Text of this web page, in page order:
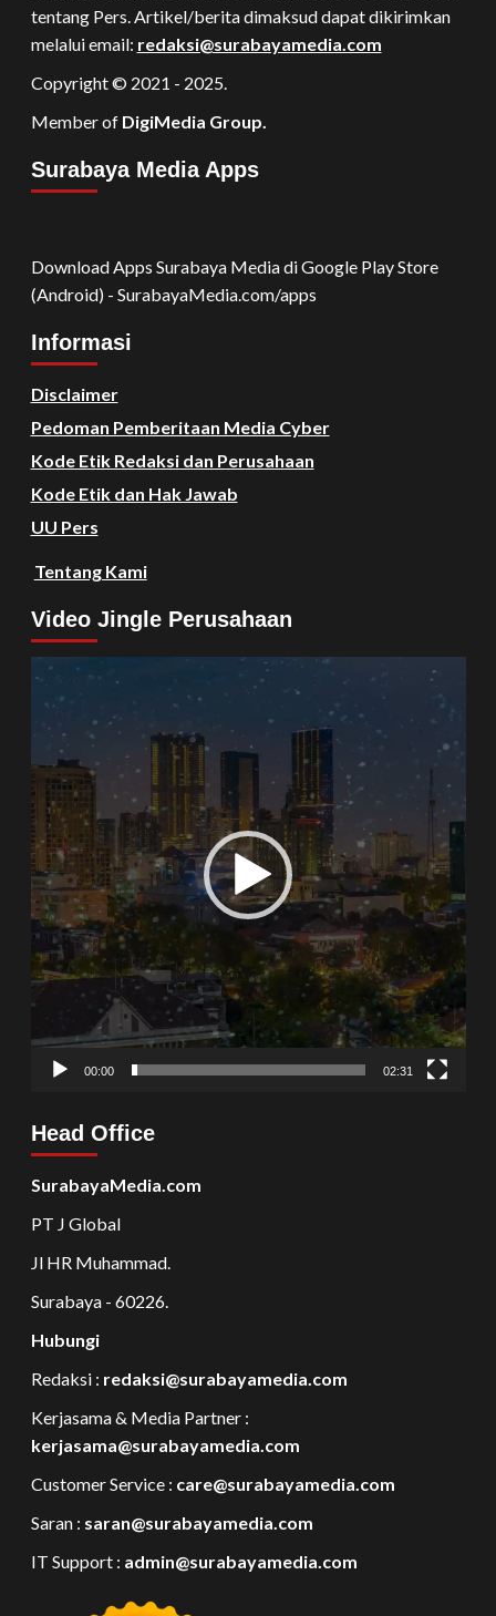
tentang Pers. Artikel/berita dimaksud dapat dikirimkan
melalui email: redaksi@surabayamedia.com
Copyright © 2021 - 2025.
Member of DigiMedia Group.
Surabaya Media Apps
Download Apps Surabaya Media di Google Play Store
(Android) - SurabayaMedia.com/apps
Informasi
Disclaimer
Pedoman Pemberitaan Media Cyber
Kode Etik Redaksi dan Perusahaan
Kode Etik dan Hak Jawab
UU Pers
Tentang Kami
Video Jingle Perusahaan
Video
Player
00:00 02:31
Head Office
SurabayaMedia.com
PT J Global
Jl HR Muhammad.
Surabaya - 60226.
Hubungi
Redaksi : redaksi@surabayamedia.com
Kerjasama & Media Partner :
kerjasama@surabayamedia.com
Customer Service : care@surabayamedia.com
Saran : saran@surabayamedia.com
IT Support : admin@surabayamedia.com